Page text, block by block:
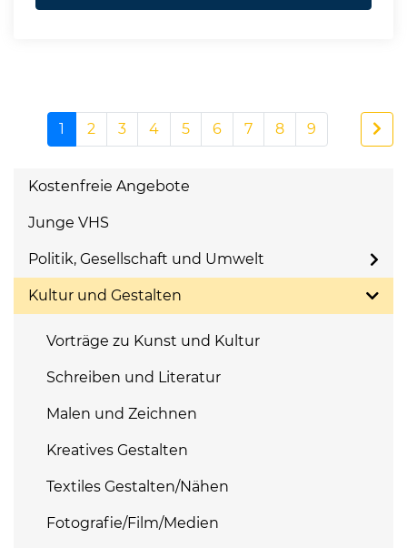
1 2 3 4 5 6 7 8 9
Kostenfreie Angebote
Junge VHS
Politik, Gesellschaft und Umwelt
Kultur und Gestalten
Vorträge zu Kunst und Kultur
Schreiben und Literatur
Malen und Zeichnen
Kreatives Gestalten
Textiles Gestalten/Nähen
Fotografie/Film/Medien